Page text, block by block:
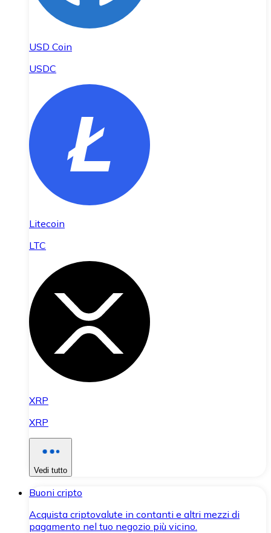
USD Coin
USDC
Litecoin
LTC
XRP
XRP
Vedi tutto
Buoni cripto
Acquista criptovalute in contanti e altri mezzi di
pagamento nel tuo negozio più vicino.